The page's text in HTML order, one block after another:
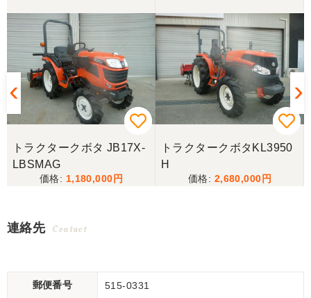
トラクタークボタ JB17X-
LBSMAG
1,180,000
トラクタークボタKL3950
H
2,680,000
連絡先 Contact
郵便番号 515-0331